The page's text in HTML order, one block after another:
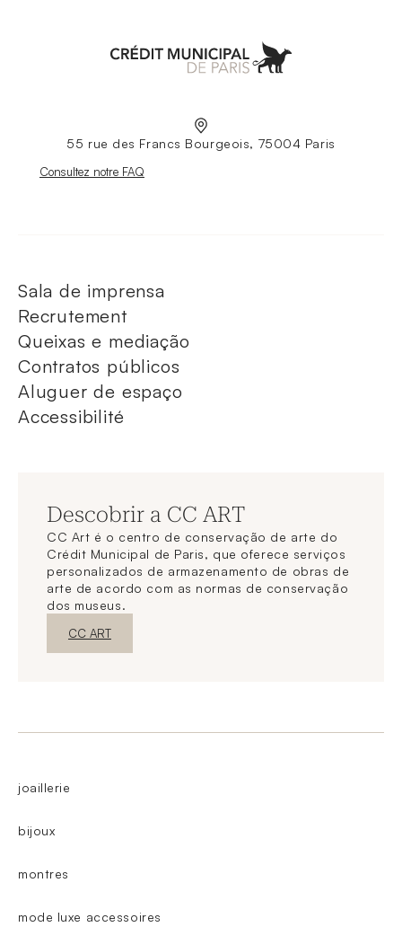
55 rue des Francs Bourgeois, 75004 Paris
Nouvelle fenêtre
Consultez notre FAQ
Sala de imprensa
Recrutement
Queixas e mediação
Contratos públicos
Aluguer de espaço
Accessibilité
Descobrir a CC ART
CC Art é o centro de conservação de arte do
Crédit Municipal de Paris, que oferece serviços
personalizados de armazenamento de obras de
arte de acordo com as normas de conservação
dos museus.
Nova janelaDescubra o
CC ART
joaillerie
bijoux
montres
mode luxe accessoires